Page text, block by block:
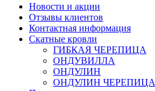
Новости и акции
Отзывы клиентов
Контактная информация
Скатные кровли
ГИБКАЯ ЧЕРЕПИЦА
ОНДУВИЛЛА
ОНДУЛИН
ОНДУЛИН ЧЕРЕПИЦА